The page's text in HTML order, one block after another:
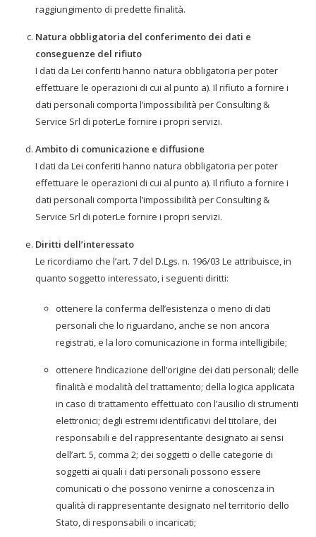
raggiungimento di predette finalità.
Natura obbligatoria del conferimento dei dati e
conseguenze del rifiuto
I dati da Lei conferiti hanno natura obbligatoria per poter
effettuare le operazioni di cui al punto a). Il rifiuto a fornire i
dati personali comporta l’impossibilità per Consulting &
Service Srl di poterLe fornire i propri servizi.
Ambito di comunicazione e diffusione
I dati da Lei conferiti hanno natura obbligatoria per poter
effettuare le operazioni di cui al punto a). Il rifiuto a fornire i
dati personali comporta l’impossibilità per Consulting &
Service Srl di poterLe fornire i propri servizi.
Diritti dell’interessato
Le ricordiamo che l’art. 7 del D.Lgs. n. 196/03 Le attribuisce, in
quanto soggetto interessato, i seguenti diritti:
ottenere la conferma dell’esistenza o meno di dati
personali che lo riguardano, anche se non ancora
registrati, e la loro comunicazione in forma intelligibile;
ottenere l’indicazione dell’origine dei dati personali; delle
finalità e modalità del trattamento; della logica applicata
in caso di trattamento effettuato con l’ausilio di strumenti
elettronici; degli estremi identificativi del titolare, dei
responsabili e del rappresentante designato ai sensi
dell’art. 5, comma 2; dei soggetti o delle categorie di
soggetti ai quali i dati personali possono essere
comunicati o che possono venirne a conoscenza in
qualità di rappresentante designato nel territorio dello
Stato, di responsabili o incaricati;